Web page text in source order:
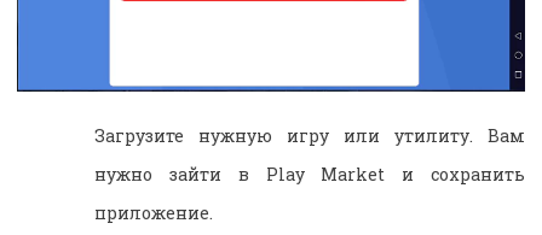
Загрузите нужную игру или утилиту. Вам
нужно зайти в Play Market и сохранить
приложение.